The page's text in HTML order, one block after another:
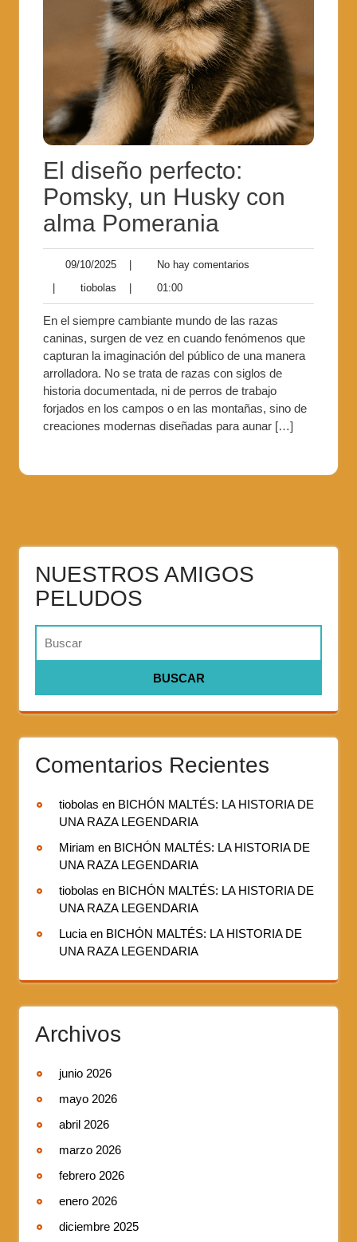
El diseño perfecto:
Pomsky, un Husky con
alma Pomerania
09/10/2025
No hay comentarios
tiobolas 01:00
En el siempre cambiante mundo de las razas
caninas, surgen de vez en cuando fenómenos que
capturan la imaginación del público de una manera
arrolladora. No se trata de razas con siglos de
historia documentada, ni de perros de trabajo
forjados en los campos o en las montañas, sino de
creaciones modernas diseñadas para aunar […]
NUESTROS AMIGOS
PELUDOS
Comentarios Recientes
tiobolas en BICHÓN MALTÉS: LA HISTORIA DE
UNA RAZA LEGENDARIA
Miriam en BICHÓN MALTÉS: LA HISTORIA DE
UNA RAZA LEGENDARIA
tiobolas en BICHÓN MALTÉS: LA HISTORIA DE
UNA RAZA LEGENDARIA
Lucia en BICHÓN MALTÉS: LA HISTORIA DE
UNA RAZA LEGENDARIA
Archivos
junio 2026
mayo 2026
abril 2026
marzo 2026
febrero 2026
enero 2026
diciembre 2025